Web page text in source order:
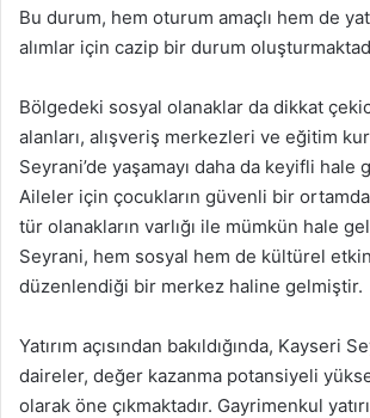
Bu durum, hem oturum amaçlı hem de
alımlar için cazip bir durum
Bölgedeki sosyal olanaklar da dikkat
alanları, alışveriş merkezleri ve eğitim
Seyrani’de yaşamayı daha da keyifli hale
Aileler için çocukların güvenli bir
tür olanakların varlığı ile mümkün hale
Seyrani, hem sosyal hem de kültürel
düzenlendiği bir merkez haline gelmiştir.
Yatırım açısından bakıldığında, Kayseri
daireler, değer kazanma potansiyeli
olarak öne çıkmaktadır. Gayrimenkul